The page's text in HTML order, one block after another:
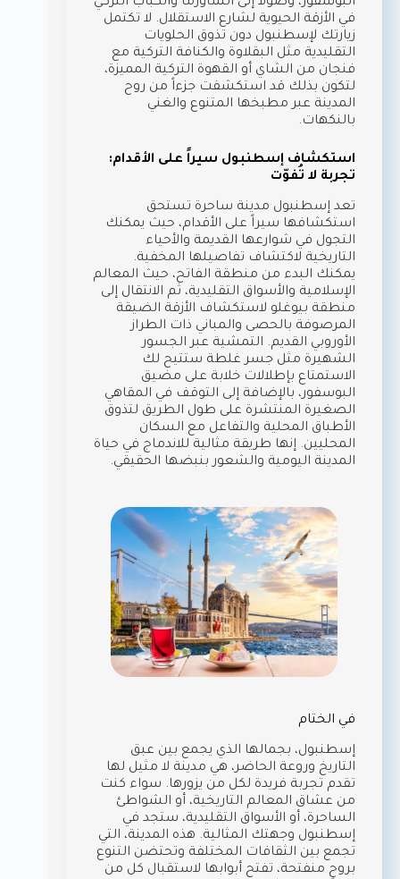
في الأزقة الحيوية لشارع الاستقلال. لا تكتمل
زيارتك لإسطنبول دون تذوق الحلويات
التقليدية مثل البقلاوة والكنافة التركية مع
فنجان من الشاي أو القهوة التركية المميزة،
لتكون بذلك قد استكشفت جزءاً من روح
المدينة عبر مطبخها المتنوع والغني
بالنكهات.
استكشاف إسطنبول سيراً على الأقدام:
تجربة لا تُفوّت
تعد إسطنبول مدينة ساحرة تستحق
استكشافها سيراً على الأقدام، حيث يمكنك
التجول في شوارعها القديمة والأحياء
التاريخية لاكتشاف تفاصيلها المخفية.
يمكنك البدء من منطقة الفاتح، حيث المعالم
الإسلامية والأسواق التقليدية، ثم الانتقال إلى
منطقة بيوغلو لاستكشاف الأزقة الضيقة
المرصوفة بالحصى والمباني ذات الطراز
الأوروبي القديم. التمشية عبر الجسور
الشهيرة مثل جسر غلطة ستتيح لك
الاستمتاع بإطلالات خلابة على مضيق
البوسفور، بالإضافة إلى التوقف في المقاهي
الصغيرة المنتشرة على طول الطريق لتذوق
الأطباق المحلية والتفاعل مع السكان
المحليين. إنها طريقة مثالية للاندماج في حياة
المدينة اليومية والشعور بنبضها الحقيقي.
في الختام
إسطنبول، بجمالها الذي يجمع بين عبق
التاريخ وروعة الحاضر، هي مدينة لا مثيل لها
تقدم تجربة فريدة لكل من يزورها. سواء كنت
من عشاق المعالم التاريخية، أو الشواطئ
الساحرة، أو الأسواق التقليدية، ستجد في
إسطنبول وجهتك المثالية. هذه المدينة، التي
تجمع بين الثقافات المختلفة وتحتضن التنوع
بروحٍ منفتحة، تفتح أبوابها لاستقبال كل من